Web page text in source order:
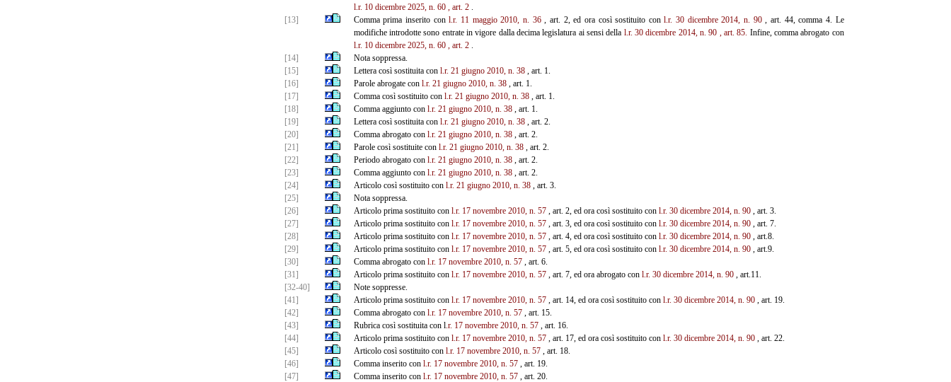
l.r. 10 dicembre 2025, n. 60 , art. 2.
[13]
Comma prima inserito conl.r. 11 maggio 2010, n. 36, art. 2, ed ora così sostituito conl.r. 30 dicembre 2014, n. 90, art. 44, comma 4. Le
modifiche introdotte sono entrate in vigore dalla decima legislatura ai sensi della l.r. 30 dicembre 2014, n. 90 , art. 85. Infine, comma abrogato con
l.r. 10 dicembre 2025, n. 60 , art. 2.
[14]
Nota soppressa.
[15]
Lettera così sostituita con l.r. 21 giugno 2010, n. 38, art. 1.
[16]
Parole abrogate con l.r. 21 giugno 2010, n. 38, art. 1.
[17]
Comma così sostituito con l.r. 21 giugno 2010, n. 38, art. 1.
[18]
Comma aggiunto con l.r. 21 giugno 2010, n. 38, art. 1.
[19]
Lettera così sostituita con l.r. 21 giugno 2010, n. 38, art. 2.
[20]
Comma abrogato con l.r. 21 giugno 2010, n. 38, art. 2.
[21]
Parole così sostituite con l.r. 21 giugno 2010, n. 38, art. 2.
[22]
Periodo abrogato con l.r. 21 giugno 2010, n. 38, art. 2.
[23]
Comma aggiunto con l.r. 21 giugno 2010, n. 38, art. 2.
[24]
Articolo così sostituito con l.r. 21 giugno 2010, n. 38, art. 3.
[25]
Nota soppressa.
[26]
Articolo prima sostituito con l.r. 17 novembre 2010, n. 57, art. 2, ed ora così sostituito con l.r. 30 dicembre 2014, n. 90, art. 3.
[27]
Articolo prima sostituito con l.r. 17 novembre 2010, n. 57, art. 3, ed ora così sostituito con l.r. 30 dicembre 2014, n. 90, art. 7.
[28]
Articolo prima sostituito con l.r. 17 novembre 2010, n. 57, art. 4, ed ora così sostituito con l.r. 30 dicembre 2014, n. 90, art.8.
[29]
Articolo prima sostituito con l.r. 17 novembre 2010, n. 57, art. 5, ed ora così sostituito con l.r. 30 dicembre 2014, n. 90, art.9.
[30]
Comma abrogato con l.r. 17 novembre 2010, n. 57, art. 6.
[31]
Articolo prima sostituito con l.r. 17 novembre 2010, n. 57, art. 7, ed ora abrogato con l.r. 30 dicembre 2014, n. 90, art.11.
[32-40]
Note soppresse.
[41]
Articolo prima sostituito con l.r. 17 novembre 2010, n. 57, art. 14, ed ora così sostituito con l.r. 30 dicembre 2014, n. 90, art. 19.
[42]
Comma abrogato con l.r. 17 novembre 2010, n. 57, art. 15.
[43]
Rubrica così sostituita con l.r. 17 novembre 2010, n. 57, art. 16.
[44]
Articolo prima sostituito con l.r. 17 novembre 2010, n. 57, art. 17, ed ora così sostituito con l.r. 30 dicembre 2014, n. 90, art. 22.
[45]
Articolo così sostituito con l.r. 17 novembre 2010, n. 57, art. 18.
[46]
Comma inserito con l.r. 17 novembre 2010, n. 57, art. 19.
[47]
Comma inserito con l.r. 17 novembre 2010, n. 57, art. 20.